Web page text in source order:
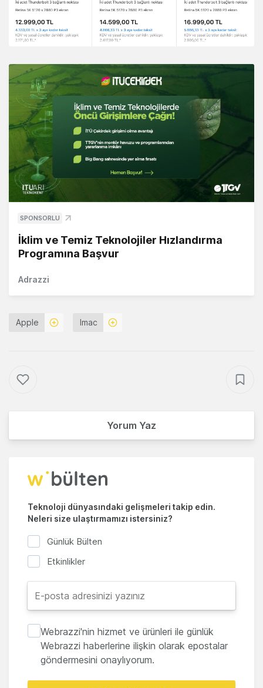
SPONSORLU
İklim ve Temiz Teknolojiler Hızlandırma
Programına Başvur
Adrazzi
Apple Imac
Yorum Yaz
Teknoloji dünyasındaki gelişmeleri takip edin.
Neleri size ulaştırmamızı istersiniz?
Günlük Bülten
Etkinlikler
Webrazzi'nin hizmet ve ürünleri ile günlük
Webrazzi haberlerine ilişkin olarak epostalar
göndermesini onaylıyorum.